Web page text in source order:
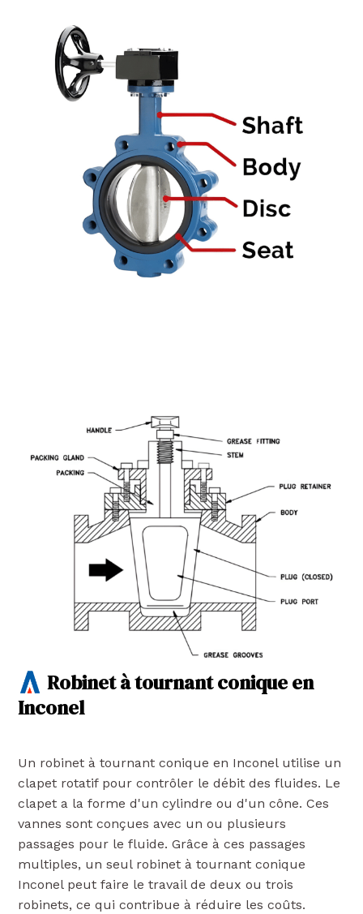
Robinet à tournant conique en
Inconel
Un robinet à tournant conique en Inconel utilise un
clapet rotatif pour contrôler le débit des fluides. Le
clapet a la forme d'un cylindre ou d'un cône. Ces
vannes sont conçues avec un ou plusieurs
passages pour le fluide. Grâce à ces passages
multiples, un seul robinet à tournant conique
Inconel peut faire le travail de deux ou trois
robinets, ce qui contribue à réduire les coûts.